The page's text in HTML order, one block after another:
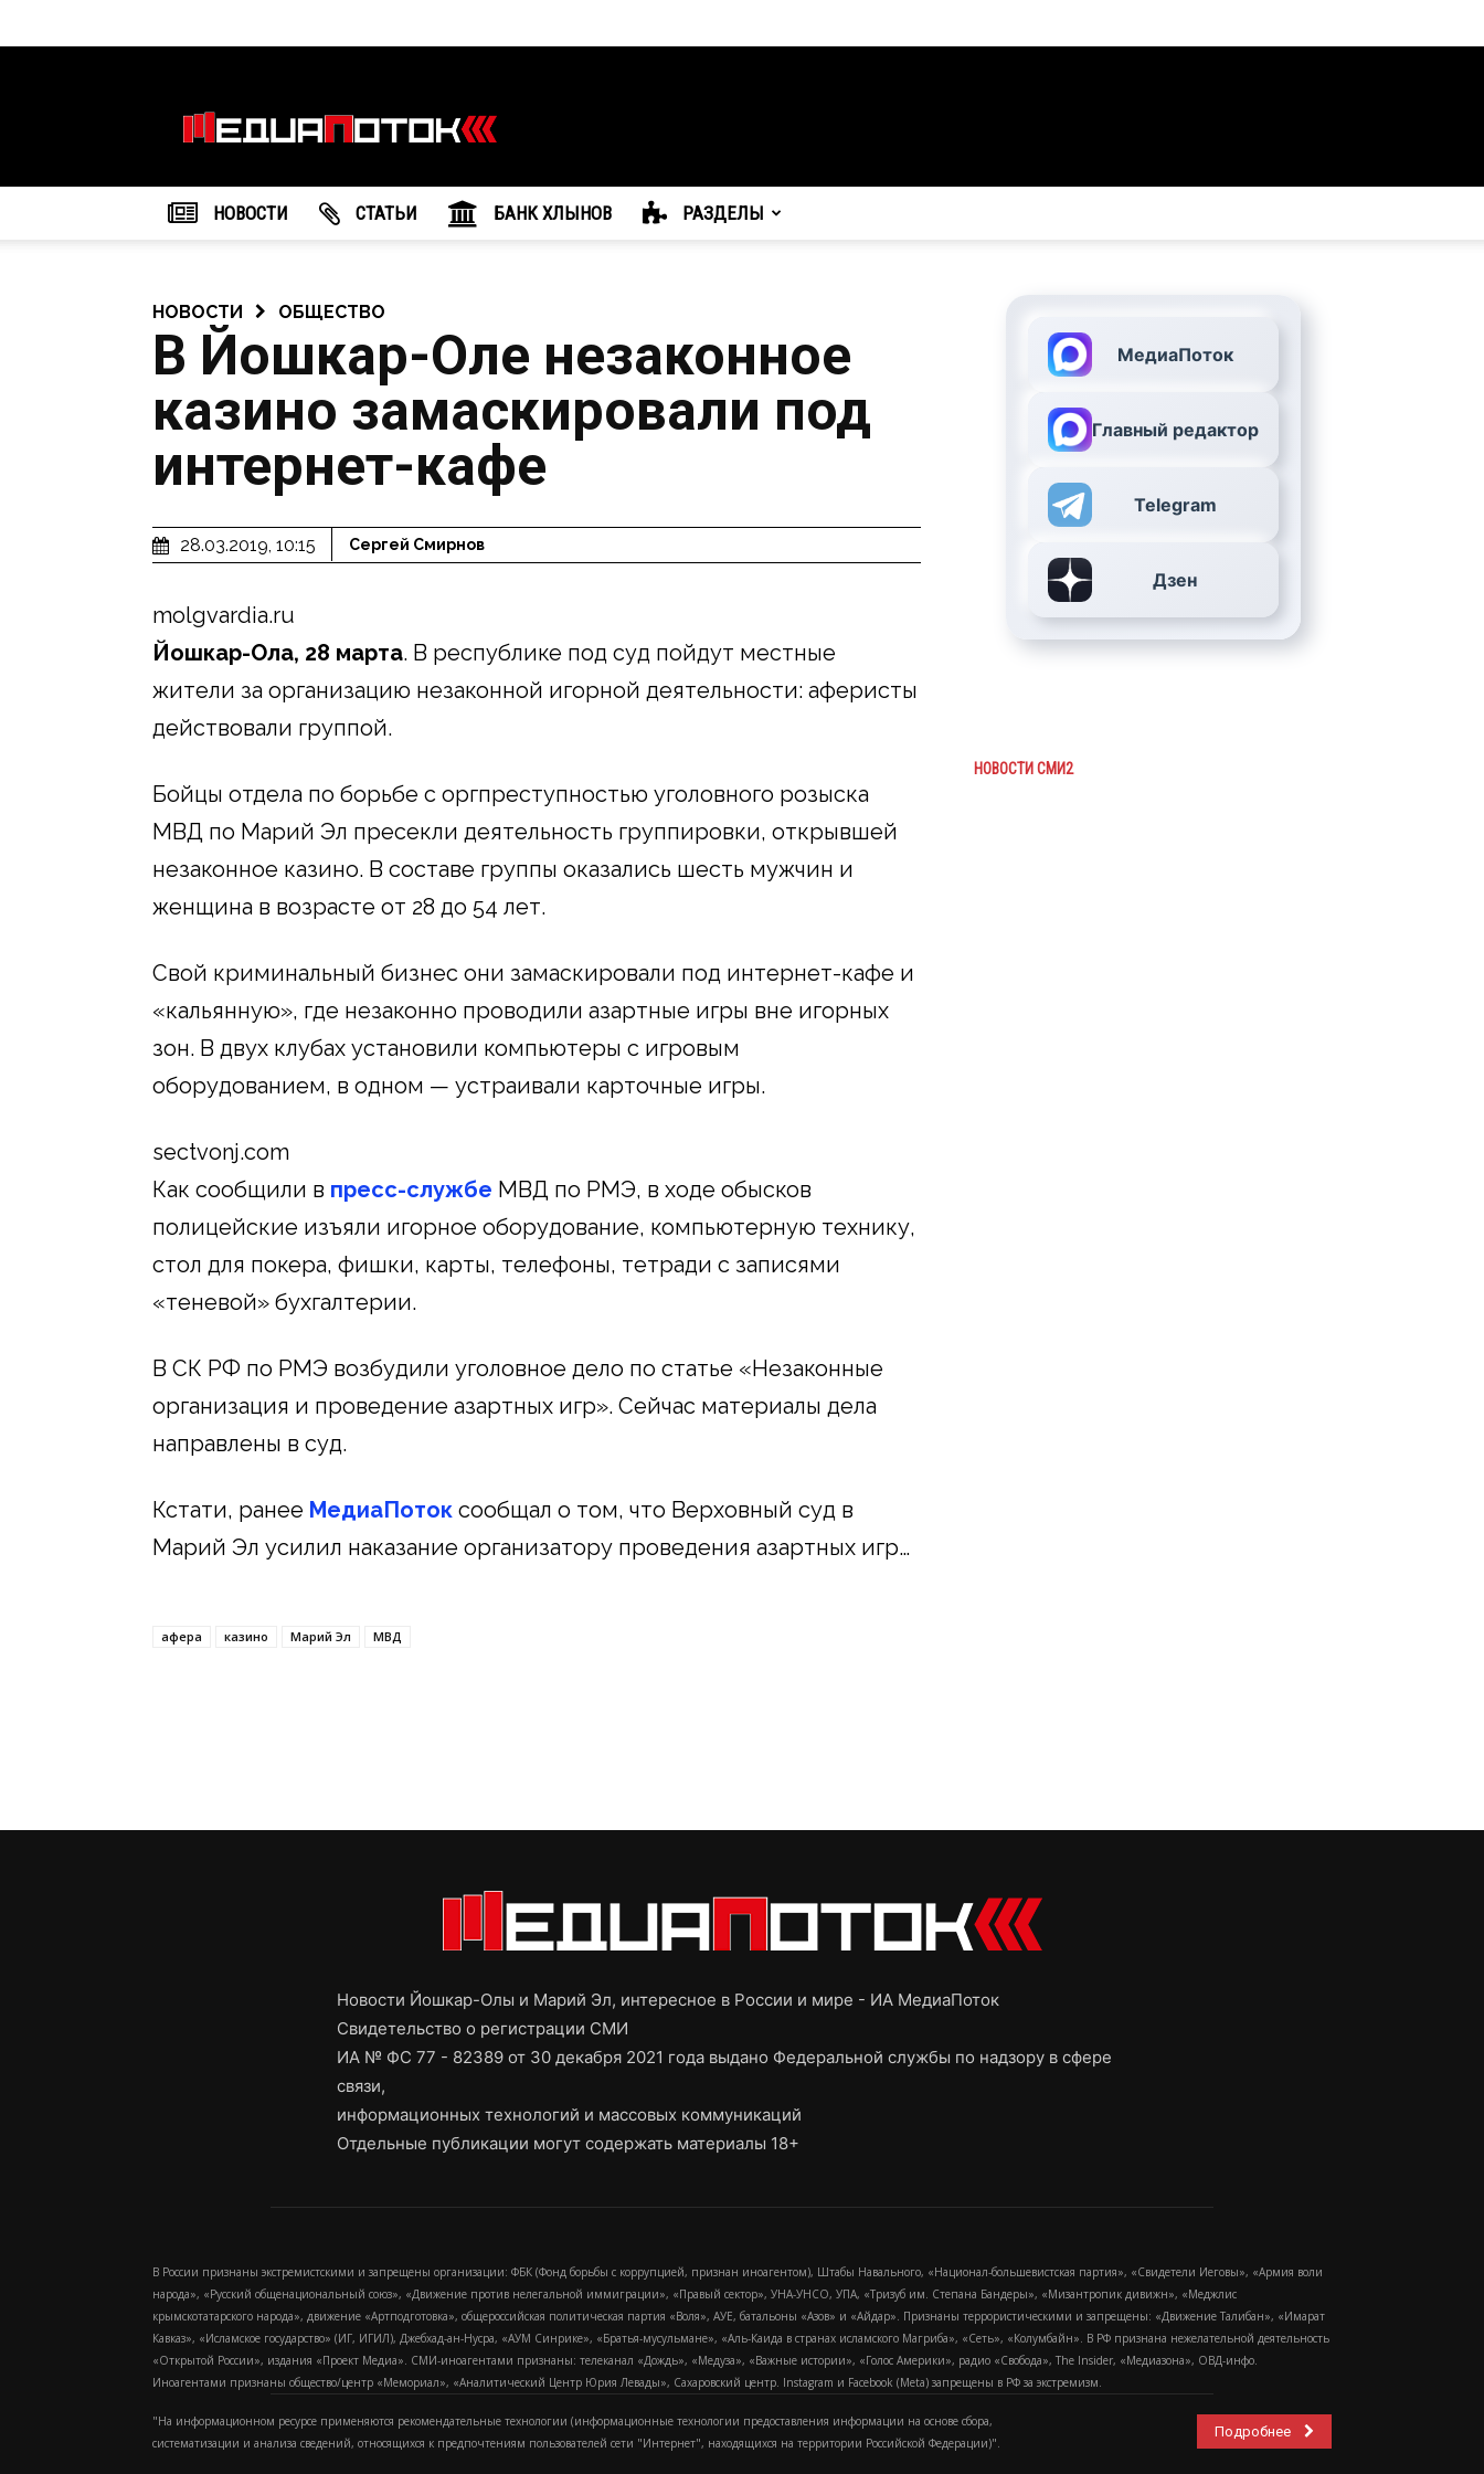
агентство
"МедиаПоток"
НОВОСТИ CТАТЬИ БАНК ХЛЫНОВ РАЗДЕЛЫ
НОВОСТИ ОБЩЕСТВО
В Йошкар-Оле незаконное
казино замаскировали под
интернет-кафе
28.03.2019, 10:15 Сергей Смирнов
molgvardia.ru
Йошкар-Ола, 28 марта. В республике под суд пойдут местные
жители за организацию незаконной игорной деятельности: аферисты
действовали группой.
Бойцы отдела по борьбе с оргпреступностью уголовного розыска
МВД по Марий Эл пресекли деятельность группировки, открывшей
незаконное казино. В составе группы оказались шесть мужчин и
женщина в возрасте от 28 до 54 лет.
Свой криминальный бизнес они замаскировали под интернет-кафе и
«кальянную», где незаконно проводили азартные игры вне игорных
зон. В двух клубах установили компьютеры с игровым
оборудованием, в одном — устраивали карточные игры.
sectvonj.com
Как сообщили в пресс-службе МВД по РМЭ, в ходе обысков
полицейские изъяли игорное оборудование, компьютерную технику,
стол для покера, фишки, карты, телефоны, тетради с записями
«теневой» бухгалтерии.
В СК РФ по РМЭ возбудили уголовное дело по статье «Незаконные
организация и проведение азартных игр». Сейчас материалы дела
направлены в суд.
Кстати, ранее МедиаПоток сообщал о том, что Верховный суд в
Марий Эл усилил наказание организатору проведения азартных игр…
афера казино Марий Эл МВД
МедиаПоток
Главный редактор
Telegram
Дзен
НОВОСТИ СМИ2
Новости Йошкар-Олы и Марий Эл, интересное в России и мире - ИА МедиаПоток
Свидетельство о регистрации СМИ
ИА № ФС 77 - 82389 от 30 декабря 2021 года выдано Федеральной службы по надзору в сфере
связи,
информационных технологий и массовых коммуникаций
Отдельные публикации могут содержать материалы 18+
В России признаны экстремистскими и запрещены организации: ФБК (Фонд борьбы с коррупцией, признан иноагентом), Штабы Навального, «Национал-большевистская партия», «Свидетели Иеговы», «Армия воли
народа», «Русский общенациональный союз», «Движение против нелегальной иммиграции», «Правый сектор», УНА-УНСО, УПА, «Тризуб им. Степана Бандеры», «Мизантропик дивижн», «Меджлис
крымскотатарского народа», движение «Артподготовка», общероссийская политическая партия «Воля», АУЕ, батальоны «Азов» и «Айдар». Признаны террористическими и запрещены: «Движение Талибан», «Имарат
Кавказ», «Исламское государство» (ИГ, ИГИЛ), Джебхад-ан-Нусра, «АУМ Синрике», «Братья-мусульмане», «Аль-Каида в странах исламского Магриба», «Сеть», «Колумбайн». В РФ признана нежелательной деятельность
«Открытой России», издания «Проект Медиа». СМИ-иноагентами признаны: телеканал «Дождь», «Медуза», «Важные истории», «Голос Америки», радио «Свобода», The Insider, «Медиазона», ОВД-инфо.
Иноагентами признаны общество/центр «Мемориал», «Аналитический Центр Юрия Левады», Сахаровский центр. Instagram и Facebook (Metа) запрещены в РФ за экстремизм.
"На информационном ресурсе применяются рекомендательные технологии (информационные технологии предоставления информации на основе сбора,
систематизации и анализа сведений, относящихся к предпочтениям пользователей сети "Интернет", находящихся на территории Российской Федерации)".
Подробнее